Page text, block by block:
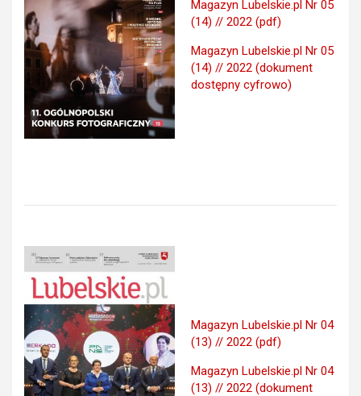
Magazyn Lubelskie.pl Nr 05
(14) // 2022 (pdf)
Magazyn Lubelskie.pl Nr 05
(14) // 2022 (dokument
dostępny cyfrowo)
Magazyn Lubelskie.pl Nr 04
(13) // 2022 (pdf)
Magazyn Lubelskie.pl Nr 04
(13) // 2022 (dokument